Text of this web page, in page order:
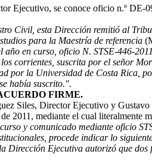
Ejecutivo, se conoce oficio n.º DE-
Civil, esta Dirección remitió al
para la Maestría de referencia
año en curso, oficio N. STSE-446-
corrientes, suscrita por el señor
por la Universidad de Costa Rica,
había suscrito.".
FIRME.
Siles, Director Ejecutivo y
2011, mediante el cual literalmente
y comunicado mediante oficio
procede indicar lo
Dirección Ejecutiva autorizó que